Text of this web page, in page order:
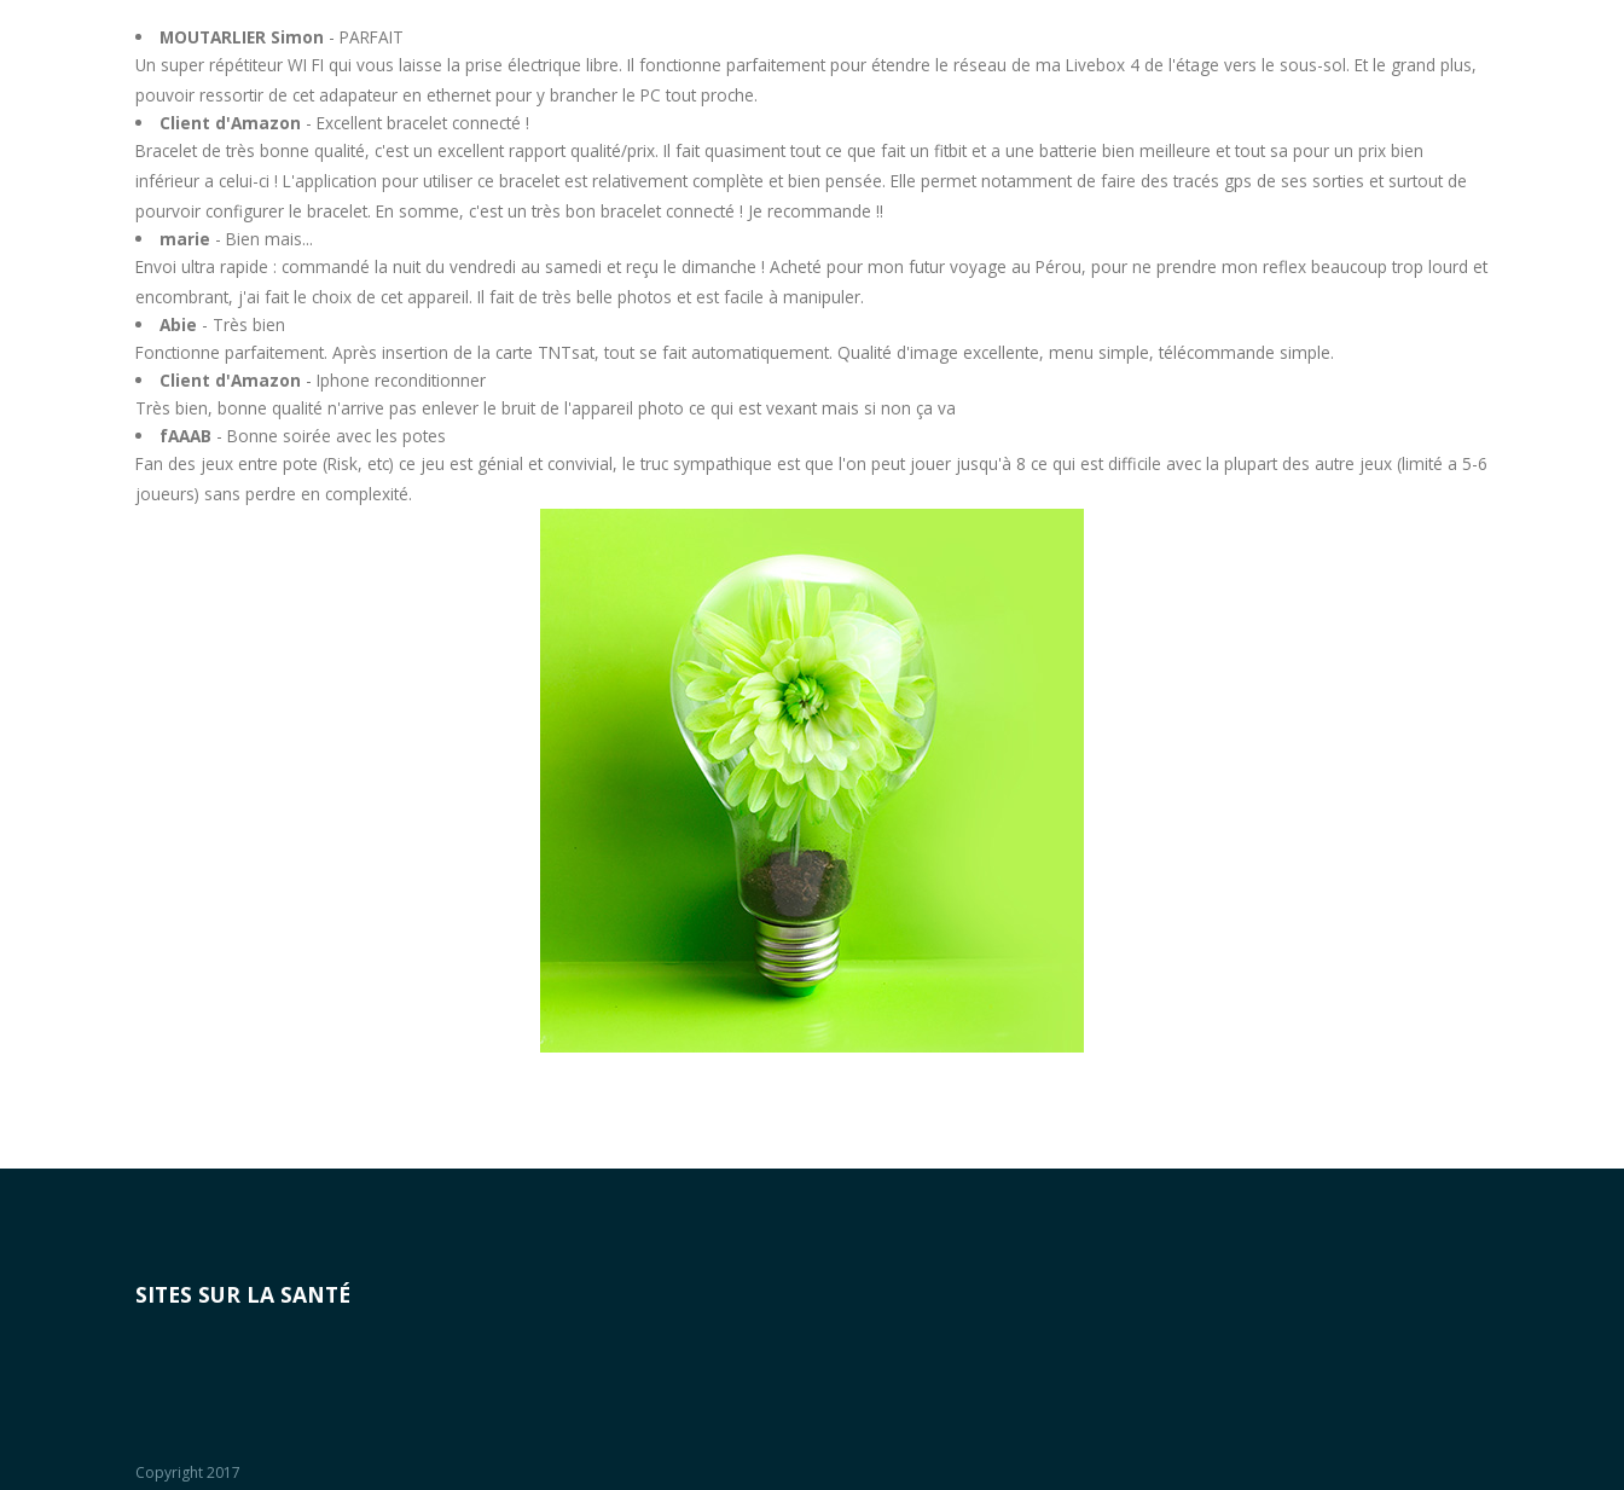
MOUTARLIER Simon - PARFAIT
Un super répétiteur WI FI qui vous laisse la prise électrique libre. Il fonctionne parfaitement pour étendre le réseau de ma Livebox 4 de l'étage vers le sous-sol. Et le grand plus,
pouvoir ressortir de cet adapateur en ethernet pour y brancher le PC tout proche.
Client d'Amazon - Excellent bracelet connecté !
Bracelet de très bonne qualité, c'est un excellent rapport qualité/prix. Il fait quasiment tout ce que fait un fitbit et a une batterie bien meilleure et tout sa pour un prix bien
inférieur a celui-ci ! L'application pour utiliser ce bracelet est relativement complète et bien pensée. Elle permet notamment de faire des tracés gps de ses sorties et surtout de
pourvoir configurer le bracelet. En somme, c'est un très bon bracelet connecté ! Je recommande !!
marie - Bien mais...
Envoi ultra rapide : commandé la nuit du vendredi au samedi et reçu le dimanche ! Acheté pour mon futur voyage au Pérou, pour ne prendre mon reflex beaucoup trop lourd et
encombrant, j'ai fait le choix de cet appareil. Il fait de très belle photos et est facile à manipuler.
Abie - Très bien
Fonctionne parfaitement. Après insertion de la carte TNTsat, tout se fait automatiquement. Qualité d'image excellente, menu simple, télécommande simple.
Client d'Amazon - Iphone reconditionner
Très bien, bonne qualité n'arrive pas enlever le bruit de l'appareil photo ce qui est vexant mais si non ça va
fAAAB - Bonne soirée avec les potes
Fan des jeux entre pote (Risk, etc) ce jeu est génial et convivial, le truc sympathique est que l'on peut jouer jusqu'à 8 ce qui est difficile avec la plupart des autre jeux (limité a 5-6
joueurs) sans perdre en complexité.
SITES SUR LA SANTÉ
Copyright 2017